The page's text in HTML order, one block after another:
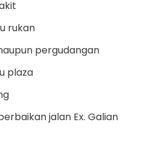
rukan
pergudangan
plaza
jalan Ex. Galian